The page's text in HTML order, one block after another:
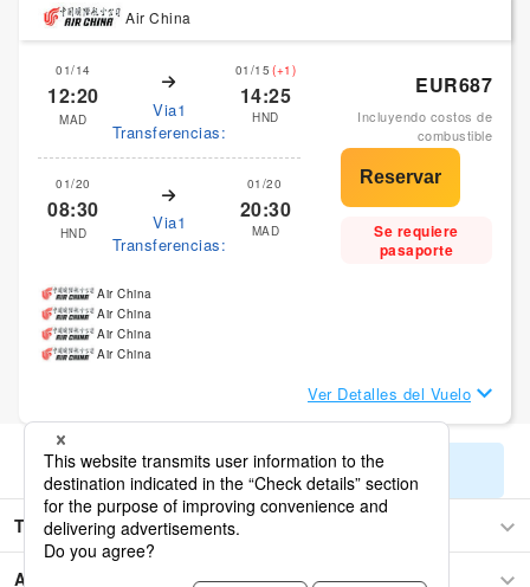
Air China
01/14
12:20
MAD
Via1
Transferencias:
01/15 (+1)
14:25
HND
01/20
08:30
HND
Via1
Transferencias:
01/20
20:30
MAD
EUR687
Incluyendo costos de
combustible
Se requiere
pasaporte
Air China
Air China
Air China
Air China
Ver Detalles del Vuelo
Mostrar los resultados de búsqueda restantes
Tokio
Asia